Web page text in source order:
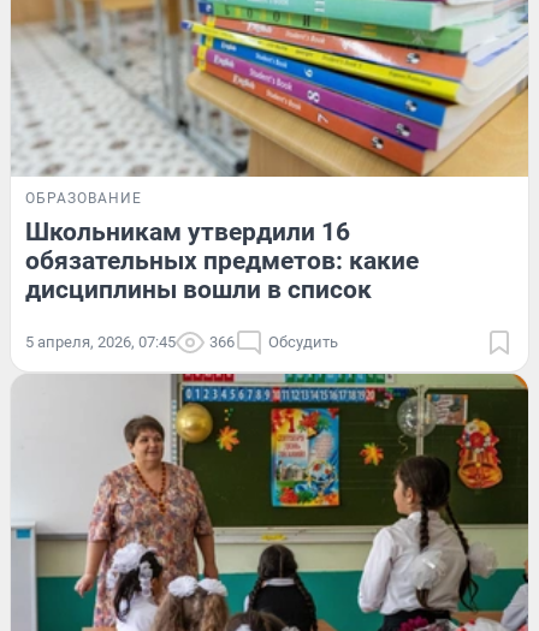
ОБРАЗОВАНИЕ
Школьникам утвердили 16
обязательных предметов: какие
дисциплины вошли в список
5 апреля, 2026, 07:45 366 Обсудить